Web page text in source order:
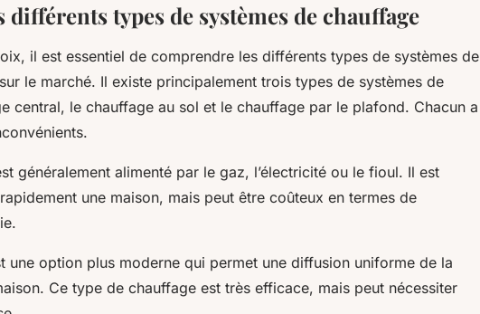
types de systèmes de chauffage
il est essentiel de comprendre les différents types de systèmes de
le marché. Il existe principalement trois types de systèmes de
central, le chauffage au sol et le chauffage par le plafond. Chacun a
généralement alimenté par le gaz, l’électricité ou le fioul. Il est
une maison, mais peut être coûteux en termes de
une option plus moderne qui permet une diffusion uniforme de la
Ce type de chauffage est très efficace, mais peut nécessiter